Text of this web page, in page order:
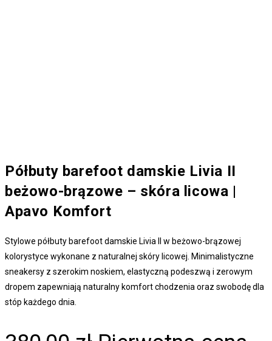
Półbuty barefoot damskie Livia II
beżowo-brązowe – skóra licowa |
Apavo Komfort
Stylowe półbuty barefoot damskie Livia II w beżowo-brązowej
kolorystyce wykonane z naturalnej skóry licowej. Minimalistyczne
sneakersy z szerokim noskiem, elastyczną podeszwą i zerowym
dropem zapewniają naturalny komfort chodzenia oraz swobodę dla
stóp każdego dnia.